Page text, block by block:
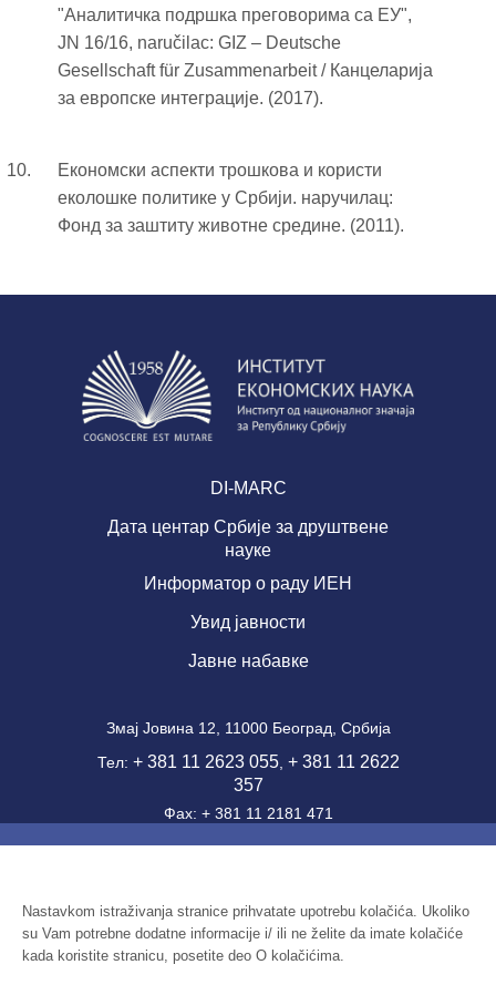
Nastavkom istraživanja stranice prihvatate upotrebu kolačića. Ukoliko
su Vam potrebne dodatne informacije i/ ili ne želite da imate kolačiće
kada koristite stranicu, posetite deo O kolačićima.
"Аналитичка подршка преговорима са ЕУ",
JN 16/16, naručilac: GIZ – Deutsche
Gesellschaft für Zusammenarbeit / Канцеларија
за европске интеграције. (2017).
Економски аспекти трошкова и користи
еколошке политике у Србији. наручилац:
Фонд за заштиту животне средине. (2011).
DI-MARC
Дата центар Србије за друштвене
науке
Информатор о раду ИЕН
Увид јавности
Јавне набавке
Змај Јовина 12, 11000 Београд, Србија
Тел: + 381 11 2623 055, + 381 11 2622
357
Фаx: + 381 11 2181 471
email:office@ien.bg.ac.rs
ПИБ: 100039204
Матични број: 07041144